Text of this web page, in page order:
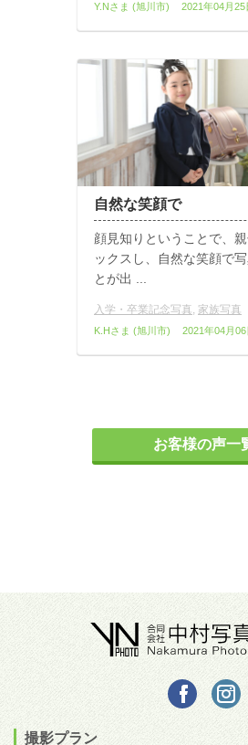
Y.Nさま (旭川市) 2021年04月25
自然な笑顔で
顔見知りということで、
ックスし、自然な笑顔で
とが出 ...
入学・卒業記念写真, 家族写真
K.Hさま (旭川市) 2021年04月
お客様の声一
撮影プラン